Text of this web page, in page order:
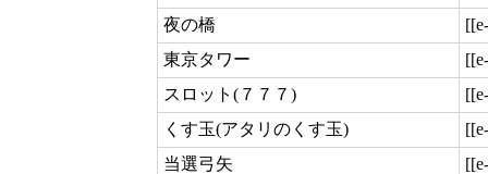
夜の橋
東京タワー
スロット(７７７)
くす玉(アタリのくす玉)
当選弓矢